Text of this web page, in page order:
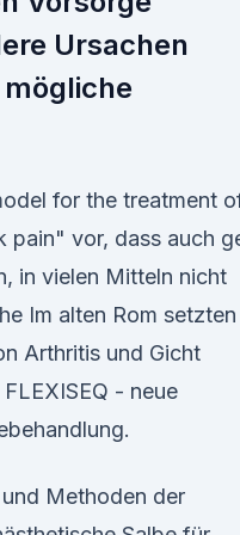
Ursachen
for the treatment
pain" vor, dass auch
in vielen Mitteln nicht
Im alten Rom setzten
Arthritis und Gicht
- neue
Methoden der